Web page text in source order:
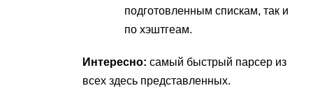
подготовленным спискам, так и
по хэштгеам.
Интересно: самый быстрый парсер из
всех здесь представленных.